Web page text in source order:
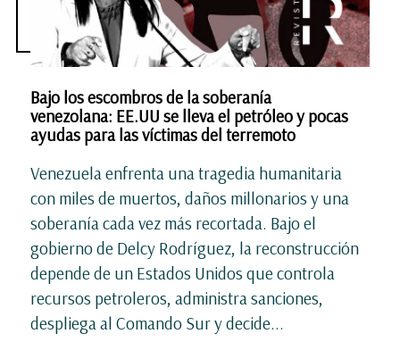
Bajo los escombros de la soberanía
venezolana: EE.UU se lleva el petróleo y pocas
ayudas para las víctimas del terremoto
Venezuela enfrenta una tragedia humanitaria
con miles de muertos, daños millonarios y una
soberanía cada vez más recortada. Bajo el
gobierno de Delcy Rodríguez, la reconstrucción
depende de un Estados Unidos que controla
recursos petroleros, administra sanciones,
despliega al Comando Sur y decide...